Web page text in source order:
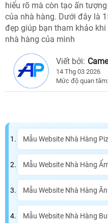
hiểu rõ mà còn tạo ấn
của nhà hàng. Dưới đây là
đẹp giúp bạn tham khảo
nhà hàng của mình
Viết bởi:
14 Thg 03 2026
Mức độ quan
Mẫu Website Nhà Hàng
Mẫu Website Nhà Hàng
Mẫu Website Nhà Hàng
Mẫu Website Nhà Hàng